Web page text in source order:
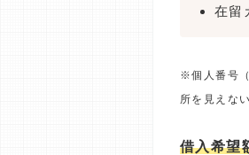
在留
※個人番号
所を見えな
借入希望